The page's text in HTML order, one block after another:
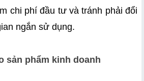
chi phí đầu tư và tránh phải đổi
ngắn sử dụng.
sản phẩm kinh doanh